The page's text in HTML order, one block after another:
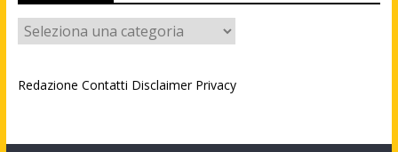
Categorie
Redazione Contatti Disclaimer Privacy